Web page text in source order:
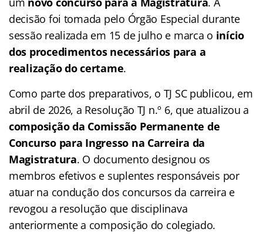
decisão foi tomada pelo Órgão Especial durante
sessão realizada em 15 de julho e marca o início
dos procedimentos necessários para a
realização do certame.
Como parte dos preparativos, o TJ SC publicou, em
abril de 2026, a Resolução TJ n.º 6, que atualizou a
composição da Comissão Permanente de
Concurso para Ingresso na Carreira da
Magistratura. O documento designou os
membros efetivos e suplentes responsáveis por
atuar na condução dos concursos da carreira e
revogou a resolução que disciplinava
anteriormente a composição do colegiado.